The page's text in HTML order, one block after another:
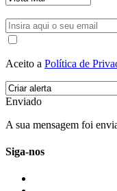
Aceito a Política de
Enviado
A sua mensagem foi
Siga-nos